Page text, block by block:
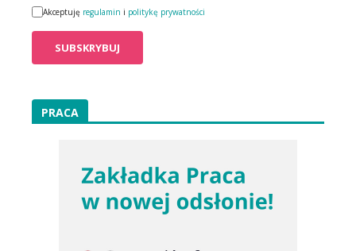
Akceptuję regulamin i politykę prywatności
PRACA